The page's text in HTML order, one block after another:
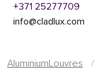
+371 25277709
info@cladlux.com
AluminiumLouvres /